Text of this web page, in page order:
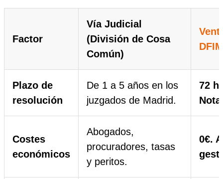
Factor
Vía Judicial
(División de Cosa
Común)
DFIM
Plazo de
resolución
De 1 a 5 años en los
juzgados de Madrid.
72
Costes
económicos
Abogados,
procuradores, tasas
y peritos.
0€.